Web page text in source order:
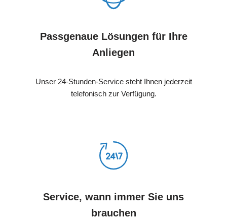
Passgenaue Lösungen für Ihre
Anliegen
Unser 24-Stunden-Service steht Ihnen jederzeit
telefonisch zur Verfügung.
Service, wann immer Sie uns
brauchen